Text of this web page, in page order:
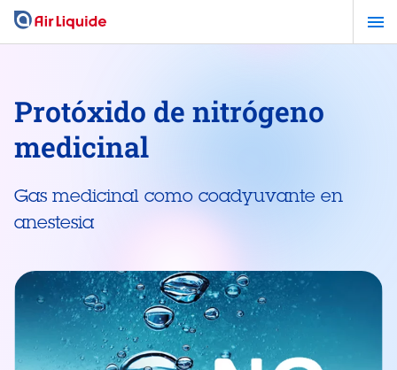
Pasar
Protóxido de nitrógeno
medicinal
Gas medicinal como coadyuvante en
anestesia